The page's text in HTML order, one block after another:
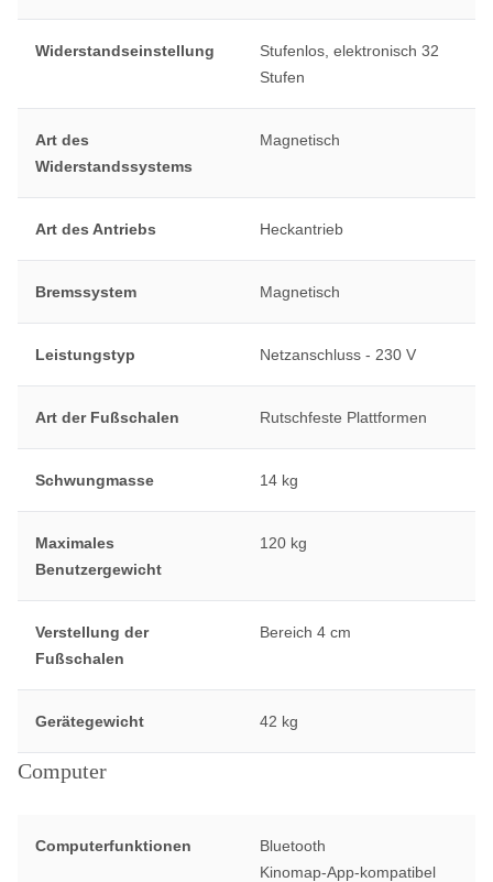
Widerstandseinstellung
Stufenlos, elektronisch 32
Stufen
Art des
Widerstandssystems
Magnetisch
Art des Antriebs Heckantrieb
Bremssystem Magnetisch
Leistungstyp Netzanschluss - 230 V
Art der Fußschalen Rutschfeste Plattformen
Schwungmasse 14 kg
Maximales
Benutzergewicht
120 kg
Verstellung der
Fußschalen
Bereich 4 cm
Gerätegewicht 42 kg
Computer
Computerfunktionen
Bluetooth
Kinomap-App-kompatibel